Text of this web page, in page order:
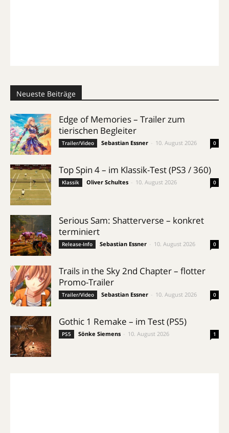
Neueste Beiträge
Edge of Memories – Trailer zum
tierischen Begleiter
Trailer/Video Sebastian Essner 10. August 2026 0
Top Spin 4 – im Klassik-Test (PS3 / 360)
Klassik Oliver Schultes 10. August 2026 0
Serious Sam: Shatterverse – konkret
terminiert
Release-Info Sebastian Essner 10. August 2026 0
Trails in the Sky 2nd Chapter – flotter
Promo-Trailer
Trailer/Video Sebastian Essner 10. August 2026 0
Gothic 1 Remake – im Test (PS5)
PS5 Sönke Siemens 10. August 2026 1